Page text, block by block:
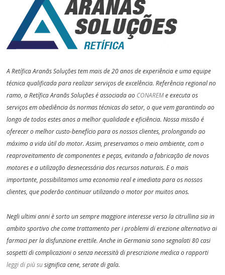
A Retífica Aranãs Soluções tem mais de 20 anos de experiência e uma equipe
técnica qualificada para realizar serviços de excelência. Referência regional no
ramo, a Retífica Aranãs Soluções é associada ao CONAREMe executa os
serviços em obediência às normas técnicas do setor, o que vem garantindo ao
longo de todos estes anos a melhor qualidade e eficiência. Nossa missão é
oferecer o melhor custo-benefício para os nossos clientes, prolongando ao
máximo a vida útil do motor. Assim, preservamos o meio ambiente, com o
reaproveitamento de componentes e peças, evitando a fabricação de novos
motores e a utilização desnecessária dos recursos naturais. E o mais
importante, possibilitamos uma economia real e imediata para os nossos
clientes, que poderão continuar utilizando o motor por muitos anos.
Negli ultimi anni è sorto un sempre maggiore interesse verso la citrullina sia in
ambito sportivo che come trattamento per i problemi di erezione alternativo ai
farmaci per la disfunzione erettile. Anche in Germania sono segnalati 80 casi
sospetti di complicazioni o senza necessità di prescrizione medica o rapporti
leggi di più susignifica cene, serate di gala.